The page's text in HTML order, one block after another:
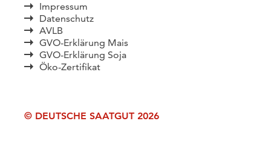
Impressum
Datenschutz
AVLB
GVO-Erklärung Mais
GVO-Erklärung Soja
Öko-Zertifikat
© DEUTSCHE SAATGUT 2026